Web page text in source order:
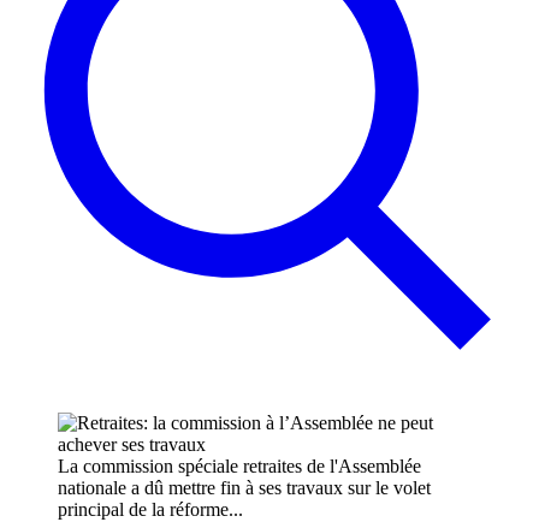
La commission spéciale retraites de l'Assemblée
nationale a dû mettre fin à ses travaux sur le volet
principal de la réforme...